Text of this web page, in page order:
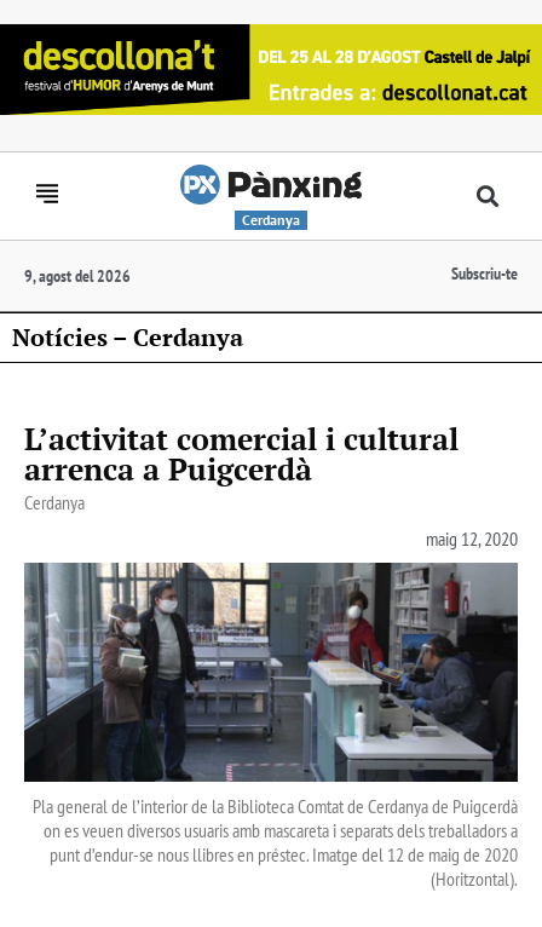
Cerdanya
9, agost del 2026 Subscriu-te
Notícies – Cerdanya
L’activitat comercial i cultural
arrenca a Puigcerdà
Cerdanya
maig 12, 2020
Pla general de l’interior de la Biblioteca Comtat de Cerdanya de Puigcerdà
on es veuen diversos usuaris amb mascareta i separats dels treballadors a
punt d’endur-se nous llibres en préstec. Imatge del 12 de maig de 2020
(Horitzontal).